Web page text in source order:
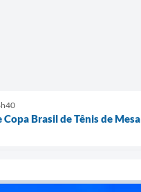
Copa Brasil de Tênis de Mesa